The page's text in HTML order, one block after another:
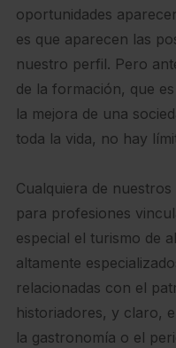
oportunidades
es que aparecen las
nuestro perfil. Pero
de la formación, que
la mejora de una
toda la vida, no hay
Cualquiera de
para profesiones
especial el turismo de
altamente
relacionadas con el
historiadores, y claro,
la gastronomía o el